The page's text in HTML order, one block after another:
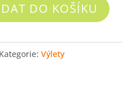
DO KOŠÍKU
Kategorie: Výlety